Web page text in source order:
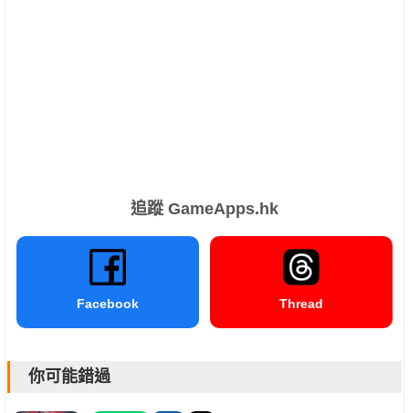
追蹤 GameApps.hk
Facebook Thread
你可能錯過